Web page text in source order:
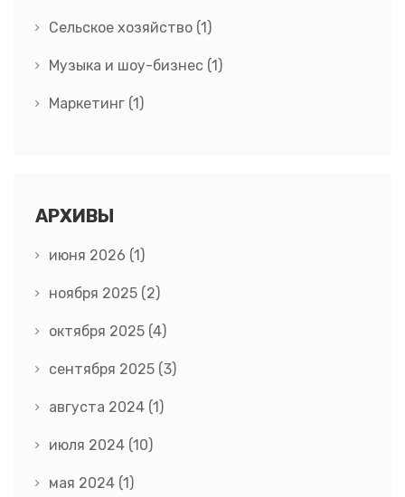
Сельское хозяйство (1)
Музыка и шоу-бизнес (1)
Маркетинг (1)
АРХИВЫ
июня 2026 (1)
ноября 2025 (2)
октября 2025 (4)
сентября 2025 (3)
августа 2024 (1)
июля 2024 (10)
мая 2024 (1)